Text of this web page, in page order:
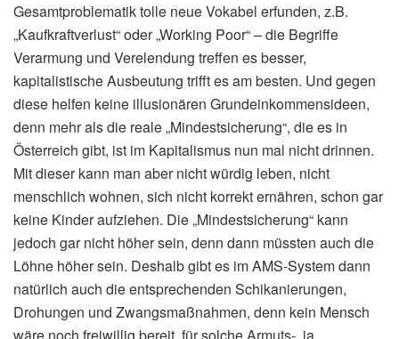
Gesamtproblematik tolle neue Vokabel erfunden, z.B.
„Kaufkraftverlust“ oder „Working Poor“ – die Begriffe
Verarmung und Verelendung treffen es besser,
kapitalistische Ausbeutung trifft es am besten. Und gegen
diese helfen keine illusionären Grundeinkommensideen,
denn mehr als die reale „Mindestsicherung“, die es in
Österreich gibt, ist im Kapitalismus nun mal nicht drinnen.
Mit dieser kann man aber nicht würdig leben, nicht
menschlich wohnen, sich nicht korrekt ernähren, schon gar
keine Kinder aufziehen. Die „Mindestsicherung“ kann
jedoch gar nicht höher sein, denn dann müssten auch die
Löhne höher sein. Deshalb gibt es im AMS-System dann
natürlich auch die entsprechenden Schikanierungen,
Drohungen und Zwangsmaßnahmen, denn kein Mensch